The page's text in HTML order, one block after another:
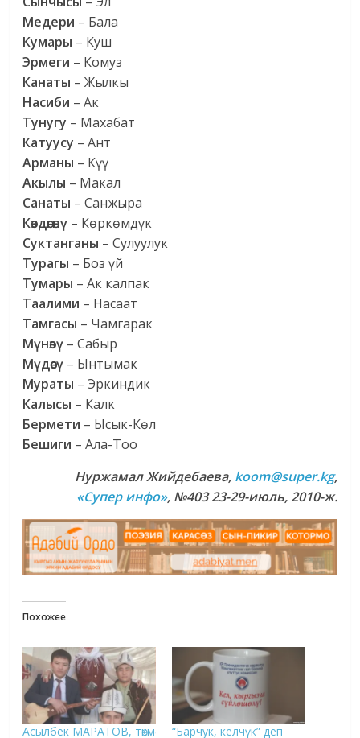
Медери – Бала
Кумары – Куш
Эрмеги – Комуз
Канаты – Жылкы
Насиби – Ак
Тунугу – Махабат
Катуусу – Ант
Арманы – Күү
Акылы – Макал
Санаты – Санжыра
Көздөгөнү – Көркөмдүк
Суктанганы – Сулуулук
Турагы – Боз үй
Тумары – Ак калпак
Таалими – Насаат
Тамгасы – Чамгарак
Мүнөзү – Сабыр
Мүдөөсү – Ынтымак
Мураты – Эркиндик
Калысы – Калк
Бермети – Ысык-Көл
Бешиги – Ала-Тоо
Нуржамал Жийдебаева, koom@super.kg,
«Супер инфо», №403 23-29-июль, 2010-ж.
Похожее
Асылбек МАРАТОВ, төкмө “Барчук, келчүк” деп